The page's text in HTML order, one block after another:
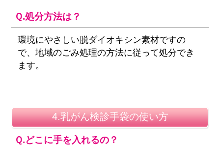
Ｑ.処分方法は？
環境にやさしい脱ダイオキシン素材ですの
で、地域のごみ処理の方法に従って処分でき
ます。
4.乳がん検診手袋の使い方
Ｑ.どこに手を入れるの？